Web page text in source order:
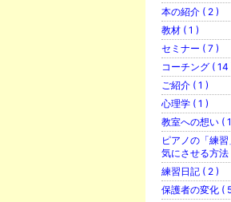
本の紹介 ( 2 )
教材 ( 1 )
セミナー ( 7 )
コーチング ( 14
ご紹介 ( 1 )
心理学 ( 1 )
教室への想い (
ピアノの「練
気にさせる方法
練習日記 ( 2 )
保護者の変化 (